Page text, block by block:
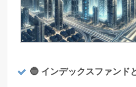
🔵 インデックスファンド